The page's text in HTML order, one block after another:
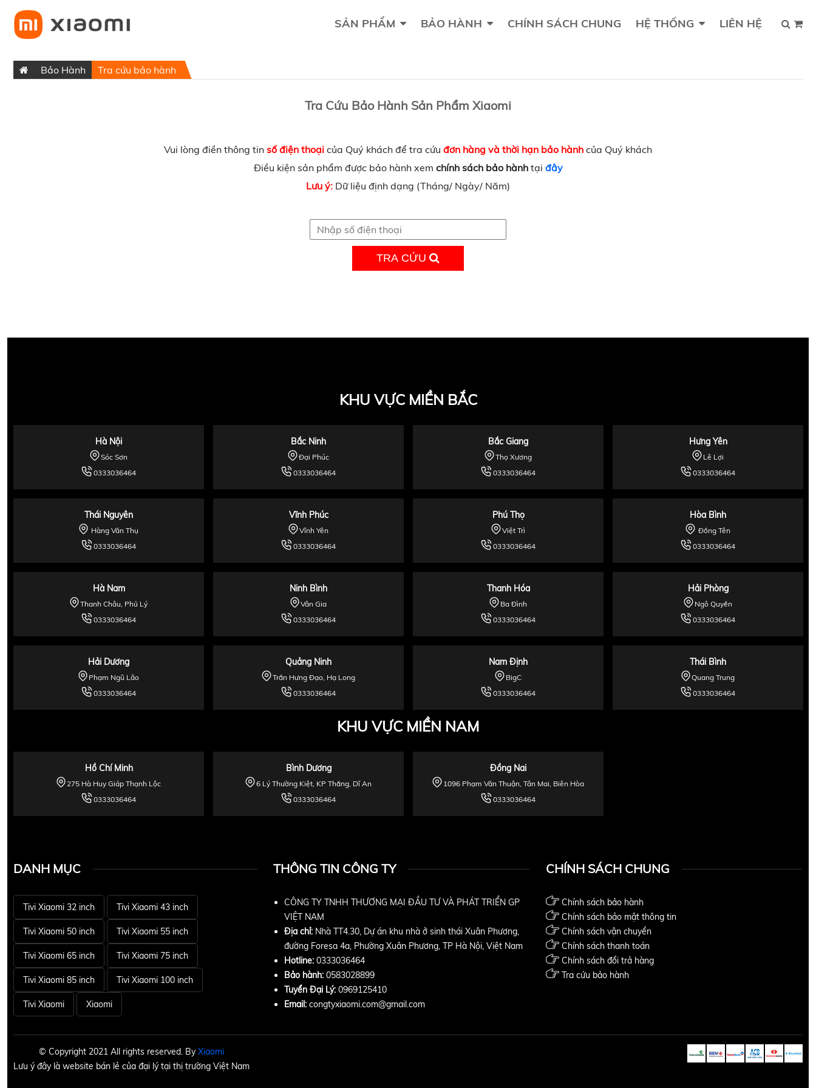
SẢN PHẨM BẢO HÀNH CHÍNH SÁCH CHUNG HỆ THỐNG LIÊN HỆ
Bảo Hành Tra cứu bảo hành
Tra Cứu Bảo Hành Sản Phẩm Xiaomi
Vui lòng điền thông tin số điện thoại của Quý khách để tra cứu đơn hàng và thời hạn bảo hành của Quý khách
Điều kiện sản phẩm được bảo hành xem chính sách bảo hànhtại đây
Lưu ý: Dữ liệu định dạng (Tháng/ Ngày/ Năm)
TRA CỨU
KHU VỰC MIỀN BẮC
Hà Nội
Sóc Sơn
0333036464
Bắc Ninh
Đại Phúc
0333036464
Bắc Giang
Thọ Xương
0333036464
Hưng Yên
Lê Lợi
0333036464
Thái Nguyên
Hàng Văn Thụ
0333036464
Vĩnh Phúc
Vĩnh Yên
0333036464
Phú Thọ
Việt Trì
0333036464
Hòa Bình
Đồng Tên
0333036464
Hà Nam
Thanh Châu, Phủ Lý
0333036464
Ninh Bình
Vân Gia
0333036464
Thanh Hóa
Ba Đình
0333036464
Hải Phòng
Ngô Quyền
0333036464
Hải Dương
Phạm Ngũ Lão
0333036464
Quảng Ninh
Trần Hưng Đạo, Hạ Long
0333036464
Nam Định
BigC
0333036464
Thái Bình
Quang Trung
0333036464
KHU VỰC MIỀN NAM
Hồ Chí Minh
275 Hà Huy Giáp Thạnh Lộc
0333036464
Bình Dương
6 Lý Thường Kiệt, KP Thắng, Dĩ An
0333036464
Đồng Nai
1096 Phạm Văn Thuận, Tân Mai, Biên Hòa
0333036464
DANH MỤC
Tivi Xiaomi 32 inch Tivi Xiaomi 43 inch
Tivi Xiaomi 50 inch Tivi Xiaomi 55 inch
Tivi Xiaomi 65 inch Tivi Xiaomi 75 inch
Tivi Xiaomi 85 inch Tivi Xiaomi 100 inch
Tivi Xiaomi Xiaomi
THÔNG TIN CÔNG TY
CÔNG TY TNHH THƯƠNG MẠI ĐẦU TƯ VÀ PHÁT TRIỂN GP
VIỆT NAM
Địa chỉ: Nhà TT4.30, Dự án khu nhà ở sinh thái Xuân Phương,
đường Foresa 4a, Phường Xuân Phương, TP Hà Nội, Việt Nam
Hotline:0333036464
Bảo hành:0583028899
Tuyển Đại Lý: 0969125410
Email: congtyxiaomi.com@gmail.com
CHÍNH SÁCH CHUNG
Chính sách bảo hành
Chính sách bảo mật thông tin
Chính sách vận chuyển
Chính sách thanh toán
Chính sách đổi trả hàng
Tra cứu bảo hành
© Copyright 2021 All rights reserved. ByXiaomi
Lưu ý đây là website bán lẻ của đại lý tại thị trường Việt Nam